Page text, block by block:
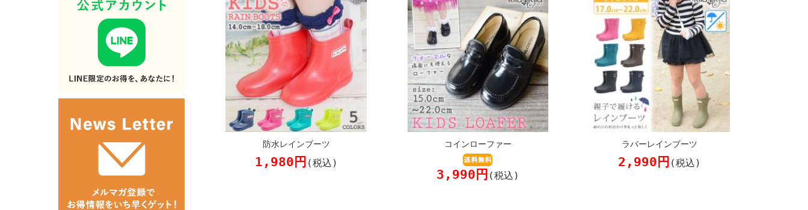
防水レインブーツ
1,980円 (税込)
コインローファー
3,990円 (税込)
ラバーレインブーツ
2,990円 (税込)